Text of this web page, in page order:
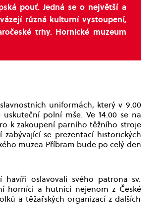
pouť. Jedná se o největší a
různá kulturní vystoupení,
trhy. Hornické muzeum
uniformách, který v 9.00
polní mše. Ve 14.00 se na
k zakoupení parního těžního stroje
se prezentací historických
muzea Příbram bude po celý den
oslavovali svého patrona sv.
horníci a hutníci nejenom z České
a těžařských organizací z dalších